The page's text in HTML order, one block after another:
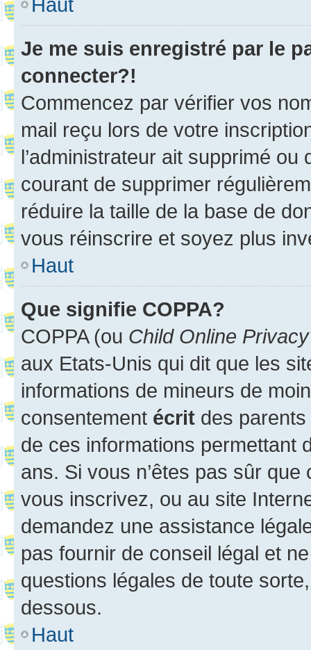
Je me suis enregistré par le
connecter?!
Commencez par vérifier vos
mail reçu lors de votre
l’administrateur ait supprimé
courant de supprimer
réduire la taille de la base de
vous réinscrire et soyez plus
Haut
Que signifie COPPA?
COPPA (ou Child Online
aux Etats-Unis qui dit que les
informations de mineurs de
consentement écrit des parents
de ces informations permettant
ans. Si vous n’êtes pas sûr
vous inscrivez, ou au site
demandez une assistance
pas fournir de conseil légal et
questions légales de toute
dessous.
Haut